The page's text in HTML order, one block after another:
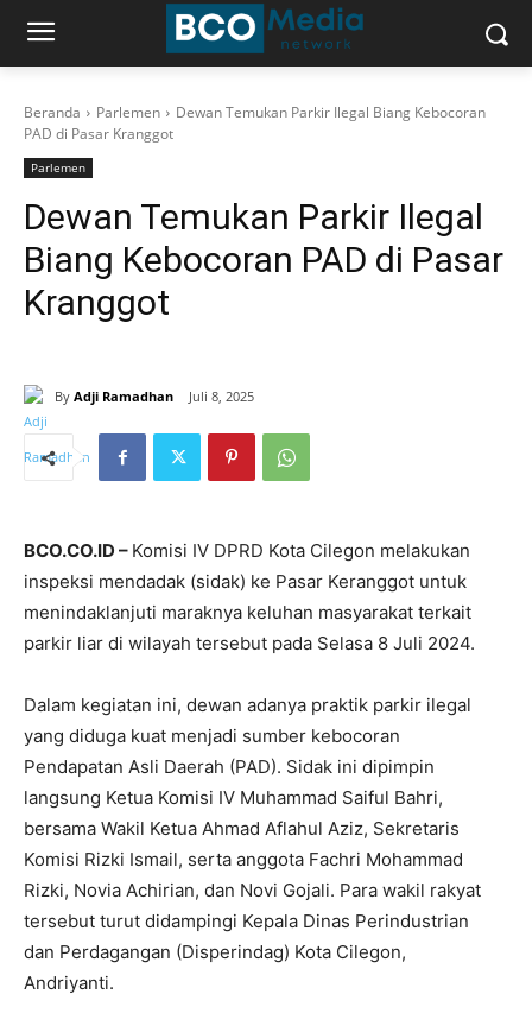
Beranda Parlemen
Dewan Temukan Parkir Ilegal Biang Kebocoran
PAD di Pasar Kranggot
Parlemen
Dewan Temukan Parkir Ilegal
Biang Kebocoran PAD di Pasar
Kranggot
By Adji Ramadhan Juli 8, 2025
BCO.CO.ID – Komisi IV DPRD Kota Cilegon melakukan
inspeksi mendadak (sidak) ke Pasar Keranggot untuk
menindaklanjuti maraknya keluhan masyarakat terkait
parkir liar di wilayah tersebut pada Selasa 8 Juli 2024.
Dalam kegiatan ini, dewan adanya praktik parkir ilegal
yang diduga kuat menjadi sumber kebocoran
Pendapatan Asli Daerah (PAD). Sidak ini dipimpin
langsung Ketua Komisi IV Muhammad Saiful Bahri,
bersama Wakil Ketua Ahmad Aflahul Aziz, Sekretaris
Komisi Rizki Ismail, serta anggota Fachri Mohammad
Rizki, Novia Achirian, dan Novi Gojali. Para wakil rakyat
tersebut turut didampingi Kepala Dinas Perindustrian
dan Perdagangan (Disperindag) Kota Cilegon,
Andriyanti.